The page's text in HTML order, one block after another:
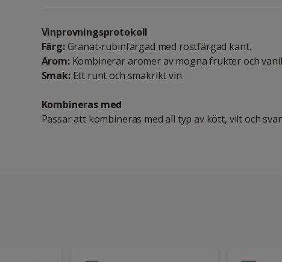
Vinprovningsprotokoll
Färg:Granat-rubinfärgad med rostfärgad kant.
Arom:Kombinerar aromer av mogna frukter och
Smak:Ett runt och smakrikt vin.
Kombineras med
Passar att kombineras med all typ av kött, vilt och